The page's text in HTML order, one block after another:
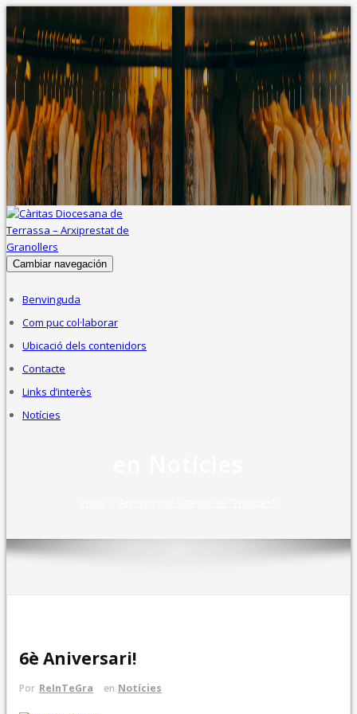
Cambiar navegación
Benvinguda
Com puc col·laborar
Ubicació dels contenidors
Contacte
Links d’interès
Notícies
6è Aniversari!
Por ReInTeGra en Notícies